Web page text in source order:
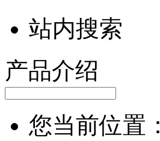
站内搜索
产品介绍
您当前位置：